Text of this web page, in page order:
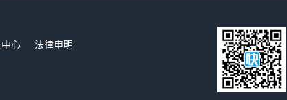
心
法律申明